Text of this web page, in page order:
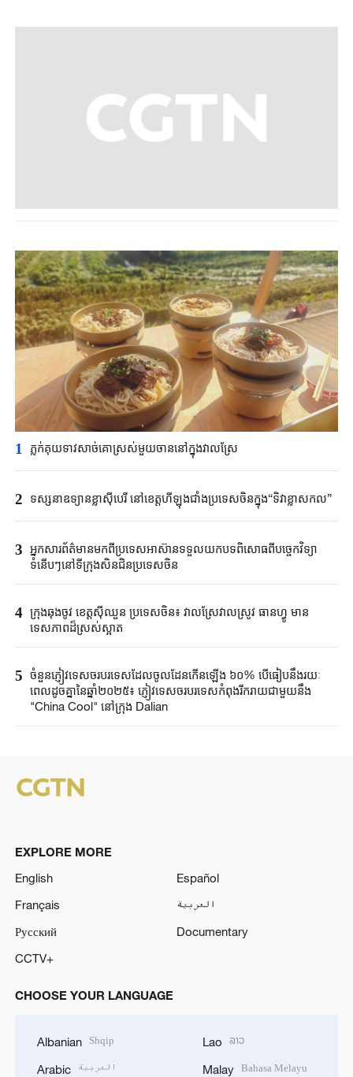
1 ភ្លក់គុយទាវសាច់គោស្រស់មួយចាននៅក្នុងវាលស្រែ
2 ទស្សនាឧទ្យានខ្លាស៊ីបេរី នៅខេត្តហីឡុងជាំងប្រទេស​ចិនក្នុង“ទិវាខ្លាសកល”
3 អ្នកសារព័ត៌មានមកពីប្រទេស​អាស៊ានទទួលយកបទពិសោធពីបច្ចេកវិទ្យា
ទំនើបៗនៅទីក្រុងសិនជិនប្រទេសចិន
4 ក្រុងឆុងចូវ ខេត្តស៊ីឈួន ប្រទេសចិន៖ វាលស្រែវាលស្រូវ ធានហ្វូ មាន
ទេសភាពដ៏ស្រស់ស្អាត
5 ចំនួនភ្ញៀវទេសចរបរទេសដែលចូលដែនកើនឡើង ៦០% បើធៀបនឹងរយៈ
ពេលដូចគ្នានៃឆ្នាំ២០២៥៖ ភ្ញៀវទេសចរបរទេសកំពុងរីករាយជាមួយនឹង
"China Cool" នៅក្រុង Dalian
EXPLORE MORE
English
Español
Français
العربية
Русский
Documentary
CCTV+
CHOOSE YOUR LANGUAGE
Albanian Shqip
Arabic العربية
Lao ລາວ
Malay Bahasa Melayu